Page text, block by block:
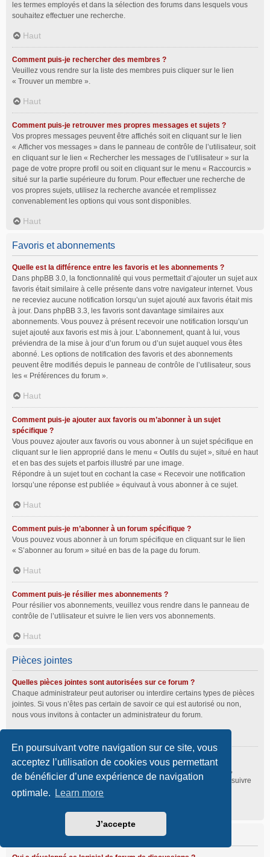
En poursuivant votre navigation sur ce site, vous
acceptez l’utilisation de cookies vous permettant
de bénéficier d’une expérience de navigation
optimale.
Learn more
J’accepte
les termes employés et dans la sélection des forums dans lesquels vous
souhaitez effectuer une recherche.
Haut
Comment puis-je rechercher des membres ?
Veuillez vous rendre sur la liste des membres puis cliquer sur le lien
« Trouver un membre ».
Haut
Comment puis-je retrouver mes propres messages et sujets ?
Vos propres messages peuvent être affichés soit en cliquant sur le lien
« Afficher vos messages » dans le panneau de contrôle de l’utilisateur, soit
en cliquant sur le lien « Rechercher les messages de l’utilisateur » sur la
page de votre propre profil ou soit en cliquant sur le menu « Raccourcis »
situé sur la partie supérieure du forum. Pour effectuer une recherche de
vos propres sujets, utilisez la recherche avancée et remplissez
convenablement les options qui vous sont disponibles.
Haut
Favoris et abonnements
Quelle est la différence entre les favoris et les abonnements ?
Dans phpBB 3.0, la fonctionnalité qui vous permettait d’ajouter un sujet aux
favoris était similaire à celle présente dans votre navigateur internet. Vous
ne receviez aucune notification lorsqu’un sujet ajouté aux favoris était mis
à jour. Dans phpBB 3.3, les favoris sont davantage similaires aux
abonnements. Vous pouvez à présent recevoir une notification lorsqu’un
sujet ajouté aux favoris est mis à jour. L’abonnement, quant à lui, vous
préviendra de la mise à jour d’un forum ou d’un sujet auquel vous êtes
abonné. Les options de notification des favoris et des abonnements
peuvent être modifiés depuis le panneau de contrôle de l’utilisateur, sous
les « Préférences du forum ».
Haut
Comment puis-je ajouter aux favoris ou m’abonner à un sujet
spécifique ?
Vous pouvez ajouter aux favoris ou vous abonner à un sujet spécifique en
cliquant sur le lien approprié dans le menu « Outils du sujet », situé en haut
et en bas des sujets et parfois illustré par une image.
Répondre à un sujet tout en cochant la case « Recevoir une notification
lorsqu’une réponse est publiée » équivaut à vous abonner à ce sujet.
Haut
Comment puis-je m’abonner à un forum spécifique ?
Vous pouvez vous abonner à un forum spécifique en cliquant sur le lien
« S’abonner au forum » situé en bas de la page du forum.
Haut
Comment puis-je résilier mes abonnements ?
Pour résilier vos abonnements, veuillez vous rendre dans le panneau de
contrôle de l’utilisateur et suivre le lien vers vos abonnements.
Haut
Pièces jointes
Quelles pièces jointes sont autorisées sur ce forum ?
Chaque administrateur peut autoriser ou interdire certains types de pièces
jointes. Si vous n’êtes pas certain de savoir ce qui est autorisé ou non,
nous vous invitons à contacter un administrateur du forum.
Comment puis-je retrouver toutes mes pièces jointes ?
Pour retrouver la liste des pièces jointes que vous avez transférées,
veuillez vous rendre dans le panneau de contrôle de l’utilisateur et suivre
les liens vers la section des pièces jointes.
À propos de phpBB